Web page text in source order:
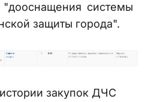
"дооснащения системы
защиты города".
закупок ДЧС